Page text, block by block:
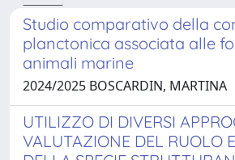
Studio comparativo della
planctonica associata alle
animali marine
2024/2025 BOSCARDIN, MARTINA
UTILIZZO DI DIVERSI
VALUTAZIONE DEL RUOLO